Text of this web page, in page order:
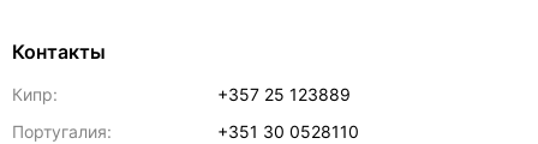
Контакты
Кипр:
+357 25 123889
Португалия:
+351 30 0528110